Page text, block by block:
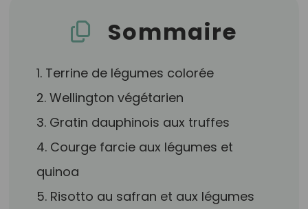
Sommaire
1. Terrine de légumes colorée
2. Wellington végétarien
3. Gratin dauphinois aux truffes
4. Courge farcie aux légumes et
quinoa
5. Risotto au safran et aux légumes